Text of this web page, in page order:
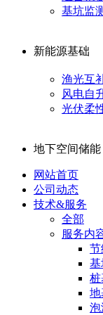
基坑监
新能源基础
渔光互
风电自
光伏柔
地下空间储能
网站首页
公司动态
技术&服务
全部
服务内
节
基
桩
地
泡